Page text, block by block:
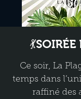
Ce soir, La
temps dans
raffiné des